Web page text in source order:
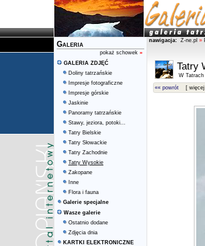
Galeria
pokaż schowek »
GALERIA ZDJĘĆ
Doliny tatrzańskie
Impresje fotograficzne
Impresje górskie
Jaskinie
Panoramy tatrzańskie
Stawy, jeziora, potoki...
Tatry Bielskie
Tatry Słowackie
Tatry Zachodnie
Tatry Wysokie
Zakopane
Inne
Flora i fauna
Galerie specjalne
Wasze galerie
Ostatnio dodane
Zdjęcia dnia
KARTKI ELEKTRONICZNE
nawigacja: Z-ne.pl »
Tatry
W
«« powrót [